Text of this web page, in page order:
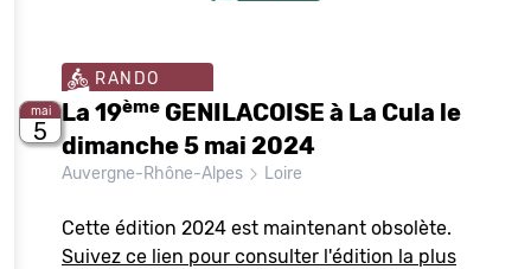
mai
5
RANDO
La 19ème GENILACOISE à La Cula le
dimanche 5 mai 2024
Auvergne-Rhône-Alpes Loire
Cette édition 2024 est maintenant obsolète.
Suivez ce lien pour consulter l'édition la plus